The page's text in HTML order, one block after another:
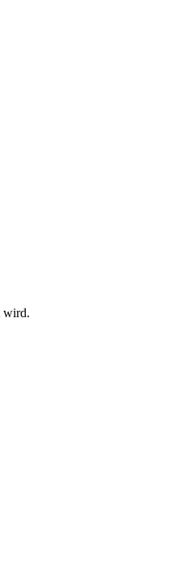
wird.